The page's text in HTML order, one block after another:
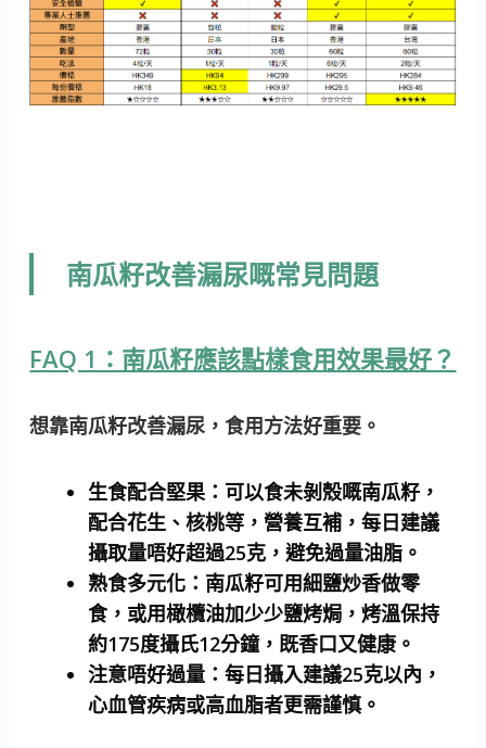
南瓜籽改善漏尿嘅常見問題
FAQ 1：南瓜籽應該點樣食用效果最好？
想靠南瓜籽改善漏尿，食用方法好重要。
生食配合堅果： 可以食未剝殼嘅南瓜籽，
配合花生、核桃等，營養互補，每日建議
攝取量唔好超過25克，避免過量油脂。
熟食多元化： 南瓜籽可用細鹽炒香做零
食，或用橄欖油加少少鹽烤焗，烤溫保持
約175度攝氏12分鐘，既香口又健康。
注意唔好過量：每日攝入建議25克以內，
心血管疾病或高血脂者更需謹慎。